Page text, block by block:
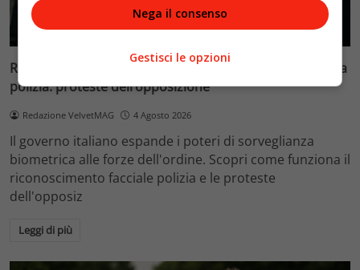
Politica
Riconoscimento facciale, il governo accelera i poteri alla
polizia: proteste dell’opposizione
Redazione VelvetMAG 4 Agosto 2026
Il governo italiano espande i poteri di sorveglianza
biometrica alle forze dell'ordine. Scopri come funziona il
riconoscimento facciale polizia e le proteste
dell'opposiz
Leggi di più
Nega il consenso
Gestisci le opzioni